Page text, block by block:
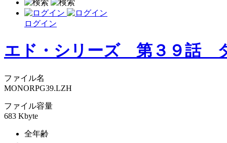
ログイン
エド・シリーズ 第３９話
ファイル名
MONORPG39.LZH
ファイル容量
683 Kbyte
全年齢